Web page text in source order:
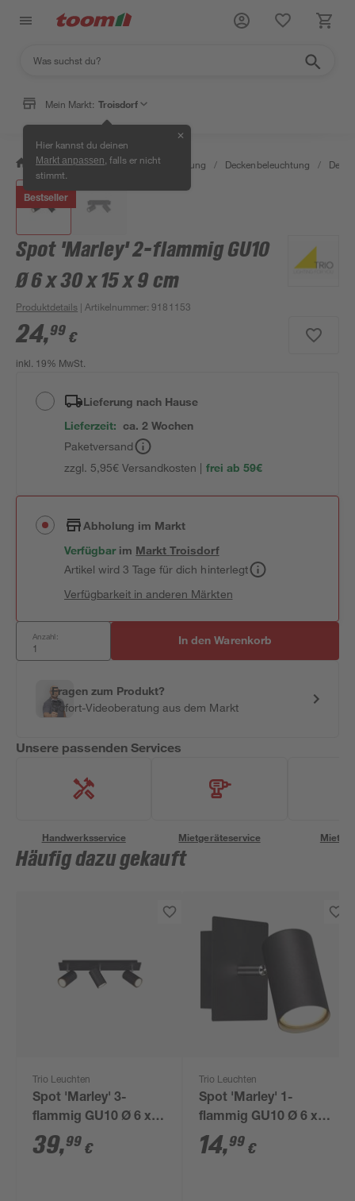
Mein Markt: Troisdorf
Hier kannst du deinen
Markt anpassen , falls er nicht
stimmt.
✕
/ Wohnen & Haushalt / Beleuchtung / Deckenbeleuchtung /
Bestseller
Spot 'Marley' 2-flammig GU10
Ø 6 x 30 x 15 x 9 cm
Produktdetails | Artikelnummer:9181153
24,99 €
inkl. 19% MwSt.
Lieferung nach Hause
Lieferzeit: ca. 2 Wochen
Paketversand
zzgl. 5,95€ Versandkosten | frei ab 59€
Abholung im Markt
Verfügbar im MarktTroisdorf
Artikel wird 3 Tage für dich hinterlegt
Verfügbarkeit in anderen Märkten
Anzahl: In den Warenkorb
Fragen zum Produkt?
Sofort-Videoberatung aus dem Markt
Unsere passenden Services
Handwerksservice Mietgeräteservice
Häufig dazu gekauft
Trio Leuchten
Spot 'Marley' 3-
flammig GU10 Ø 6 x
48 x 15 x 9 cm
39,99 €
Trio Leuchten
Spot 'Marley' 1-
flammig GU10 Ø 6 x
12 x 15 x 12 cm
14,99 €